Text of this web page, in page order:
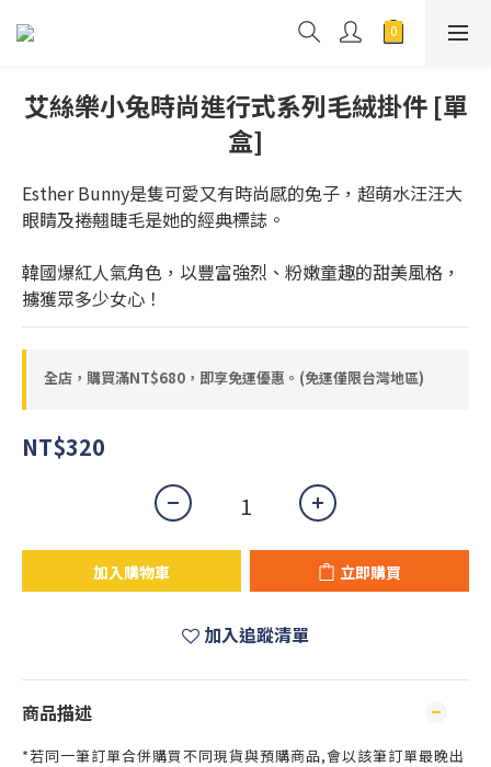
艾絲樂小兔時尚進行式系列毛絨掛件 [單
盒]
Esther Bunny是隻可愛又有時尚感的兔子，超萌水汪汪大
眼睛及捲翹睫毛是她的經典標誌。
韓國爆紅人氣角色，以豐富強烈、粉嫩童趣的甜美風格，
擄獲眾多少女心！
全店，購買滿NT$680，即享免運優惠。(免運僅限台灣地區)
NT$320
加入購物車 立即購買
加入追蹤清單
商品描述
*若同一筆訂單合併購買不同現貨與預購商品,會以該筆訂單最晚出